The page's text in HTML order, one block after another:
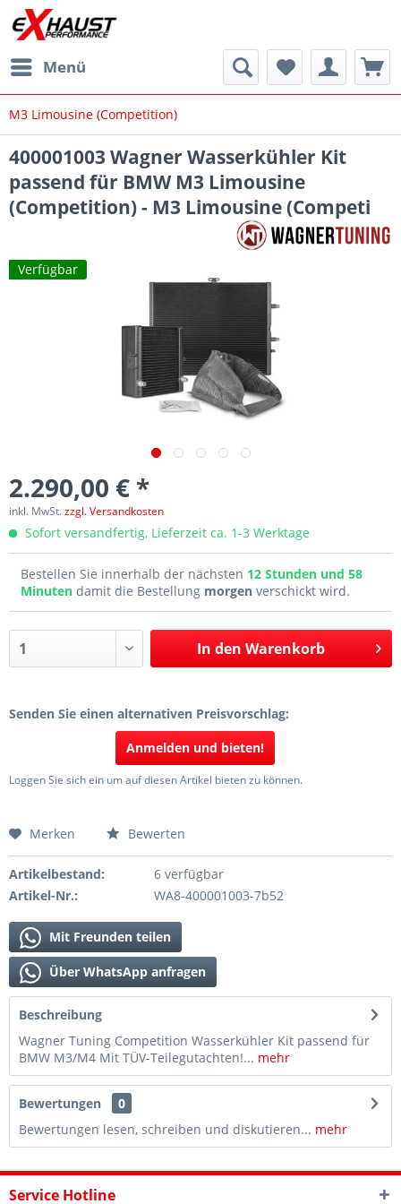
Menü
M3 Limousine (Competition)
400001003 Wagner Wasserkühler Kit
passend für BMW M3 Limousine
(Competition) - M3 Limousine (Competi
Verfügbar
2.290,00 € *
inkl. MwSt.zzgl. Versandkosten
Sofort versandfertig, Lieferzeit ca. 1-3 Werktage
Bestellen Sie innerhalb der nächsten 12 Stunden und 58
Minuten damit die Bestellung morgen verschickt wird.
In den Warenkorb
Senden Sie einen alternativen Preisvorschlag:
Anmelden und bieten!
Loggen Sie sich ein um auf diesen Artikel bieten zu können.
Merken Bewerten
Artikelbestand:
6 verfügbar
Artikel-Nr.:
WA8-400001003-7b52
Mit Freunden teilen
Über WhatsApp anfragen
Beschreibung
Wagner Tuning Competition Wasserkühler Kit passend für
BMW M3/M4 Mit TÜV-Teilegutachten!... mehr
Bewertungen
0
Bewertungen lesen, schreiben und diskutieren... mehr
Service Hotline